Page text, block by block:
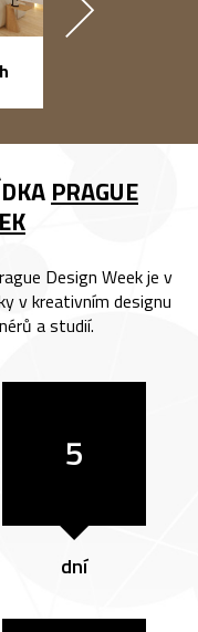
PRAGUE
Design Week je v
v kreativním designu
a studií.
5
dní